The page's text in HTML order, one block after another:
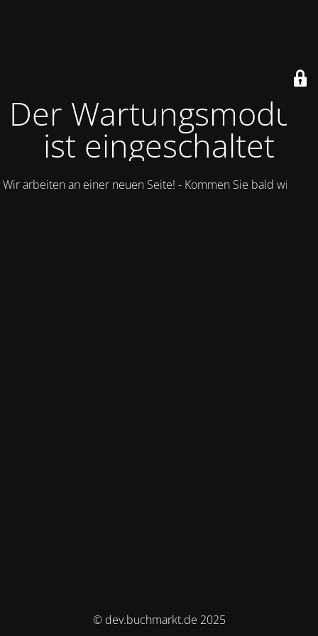
Der Wartungsmodus
ist eingeschaltet
Wir arbeiten an einer neuen Seite! - Kommen Sie bald wieder.
© dev.buchmarkt.de 2025